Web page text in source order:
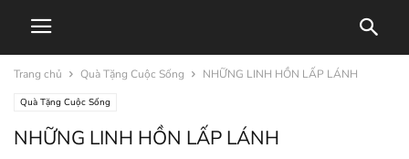
Trang chủ Quà Tặng Cuộc Sống NHỮNG LINH HỒN LẤP LÁNH
Quà Tặng Cuộc Sống
NHỮNG LINH HỒN LẤP LÁNH